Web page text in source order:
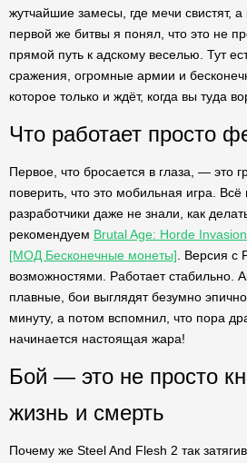
жутчайшие замесы, где мечи свистят, а
первой же битвы я понял, что это не
прямой путь к адскому веселью. Тут
сражения, огромные армии и
которое только и ждёт, когда вы туда
Что работает просто
Первое, что бросается в глаза, — это
поверить, что это мобильная игра. Всё
разработчики даже не знали, как
рекомендуем Brutal Age: Horde
[МОД Бесконечные монеты] . Версия
возможностями. Работает стабильно.
плавные, бои выглядят безумно
минуту, а потом вспомнил, что пора
начинается настоящая жара!
Бой — это не просто
жизнь и смерть
Почему же Steel And Flesh 2 так